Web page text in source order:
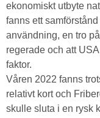
ekonomiskt utbyte
fanns ett
användning, en tro
regerade och att
faktor.
Våren 2022 fanns
relativt kort och
skulle sluta i en rysk